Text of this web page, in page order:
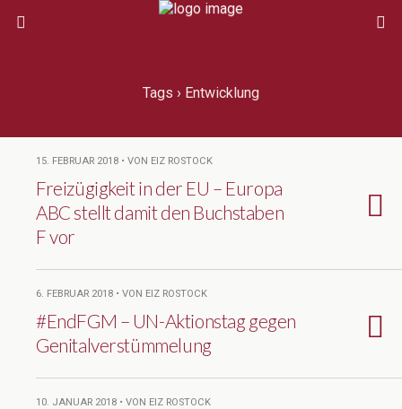
Tags › Entwicklung
15. FEBRUAR 2018 • VON EIZ ROSTOCK
Freizügigkeit in der EU – Europa
ABC stellt damit den Buchstaben
F vor
6. FEBRUAR 2018 • VON EIZ ROSTOCK
#EndFGM – UN-Aktionstag gegen
Genitalverstümmelung
10. JANUAR 2018 • VON EIZ ROSTOCK